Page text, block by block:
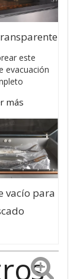
este
evacuación
más
vacío para